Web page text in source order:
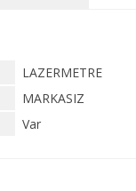
LAZERMETRE
MARKASIZ
Var